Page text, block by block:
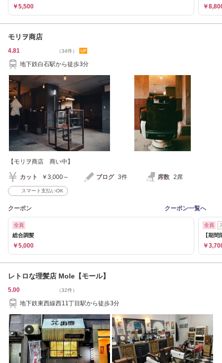
￥5,500 ￥
モリヲ商店
4.81 （34件）
地下鉄白石駅から徒歩3分
【モリヲ商店 商い中】
カット ￥3,000～ ブログ 3件 席数 2席
スマート支払いOK
クーポン クーポン一覧へ
全員
総合調髪
￥5,000
全員
【期
￥
レトロな理髪店 Mole【モール】
5.00 （32件）
地下鉄東西線西11丁目駅から徒歩3分